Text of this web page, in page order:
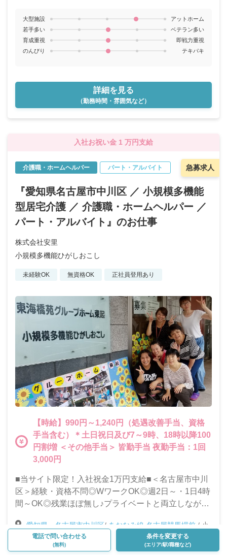
以上(休憩時間は勤務時間による)
夜勤／21：15～翌7：
15（休憩120分)
大型施設
アットホーム
若手多い
ベテラン多い
育成重視
即戦力重視
のんびり
テキパキ
詳細を見る
（勤務時間・雰囲気など）
入社お祝い金 1 万円支給
急募求人
介護職・ホームヘルパー パート・アルバイト
『愛知県名古屋市中川区 ／ 小規模多機能
型居宅介護 ／ 介護職・ホームヘルパー ／
パート・アルバイト』のお仕事
株式会社安里
小規模多機能ひがしおこし
未経験OK 無資格OK 正社員登用あり
【時給】990円～1,240円（処遇改善手当、資格
手当含む）＊土日祝日及び7～9時、18時以降100
円割増 ＜その他手当＞ 皆勤手当 夜勤手当：1回
3,000円
■当サイト限定！入社祝金1万円支給■＜名古屋市中川
区＞経験・資格不問◎WワークOK◎週2日～・1日4時
間～OK◎残業ほぼ無し♪プライベートと両立しながら
スタッフ募集＞
愛知県・名古屋市中川区/ あおなみ線 名古屋競馬場前 / 小
規模多機能型居宅介護
Google Map
電話で問い合わせる
(無料)
条件を変更する
(エリア/駅/職種など)